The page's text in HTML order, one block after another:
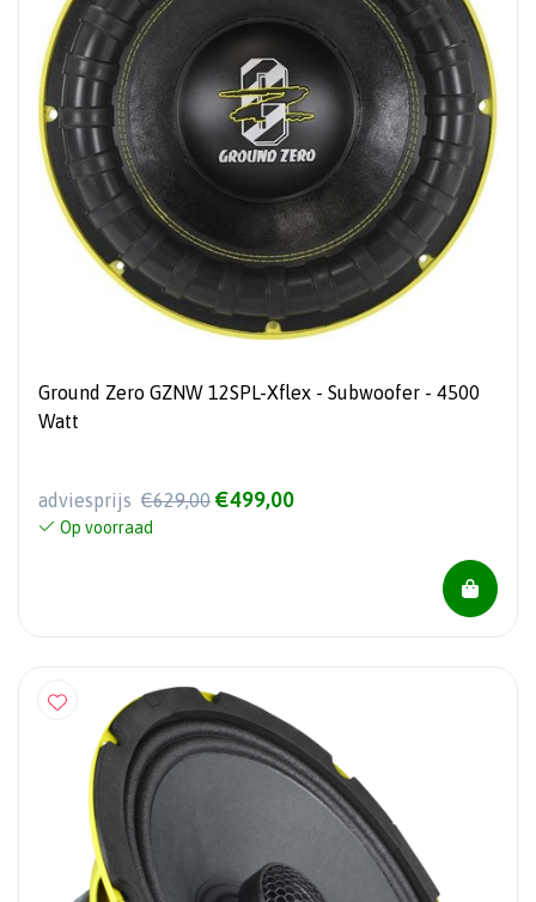
Ground Zero GZNW 12SPL-Xflex - Subwoofer - 4500
Watt
adviesprijs €629,00 €499,00
Op voorraad